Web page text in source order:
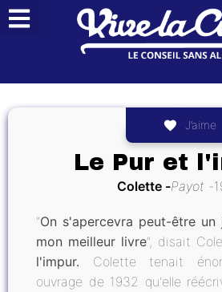
J’aime
Le Pur et
Colette Payot
"On s'apercevra peut-être
mon meilleur livre", disait
l'impur. Colette tenait
ouvrage de 1932 qu'elle